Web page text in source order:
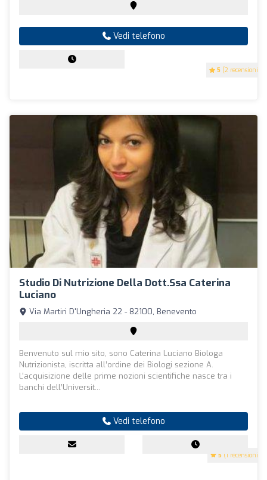
5 (2 recensioni)
Vedi telefono
Studio Di Nutrizione Della Dott.ssa Caterina
Luciano
5 (1 recensioni)
Via Martiri D'Ungheria 22 - 82100, Benevento
Benvenuto sul mio sito, sono Caterina Luciano Biologa
Nutrizionista, iscritta all’ordine dei Biologi sezione A.
L’acquisizione delle prime nozioni scientifiche nasce tra i
banchi dell’Universit...
Vedi telefono